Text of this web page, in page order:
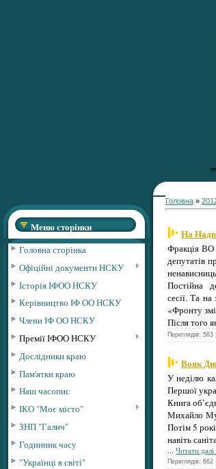
Меню сторінки
Головна сторінка
Офіційні документи НСКУ
Історія ІФОО НСКУ
Керівництво ІФ ОО НСКУ
Члени ІФ ОО НСКУ
Премії ІФОО НСКУ
Дослідники краю
Пам'ятки краю
Наш часопис
ІКО "Моє місто"
ЗНП "Галич"
Годинник часу
"Українці в світі"
Головна »
На
Фракція ВО
депутатів
Постійна
сесії. Та
«Фронту
Після того
Переглядів:
Вояк
У неділю
Першої
Книга
Михайло
Потім 5
навіть
... Читати далі
Переглядів: